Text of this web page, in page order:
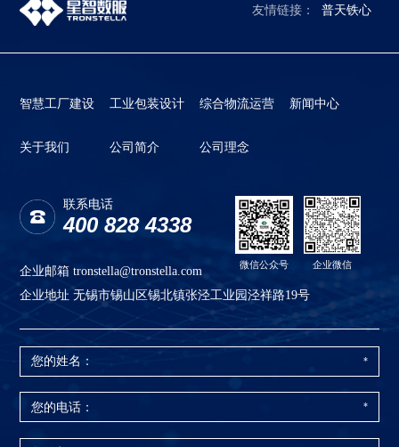
友情链接： 普天铁心
智慧工厂建设 工业包装设计 综合物流运营 新闻中心
关于我们 公司简介 公司理念
联系电话
400 828 4338
企业邮箱 tronstella@tronstella.com
企业地址 无锡市锡山区锡北镇张泾工业园泾祥路19号
微信公众号 企业微信
您的姓名： *
您的电话： *